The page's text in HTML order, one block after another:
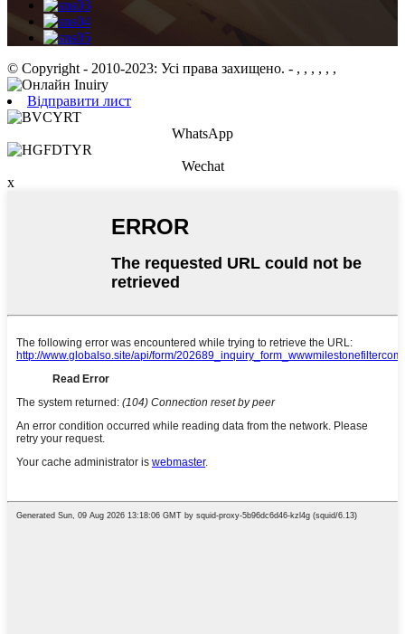
© Copyright - 2010-2023: Усі права захищено. - , , , , , ,
Відправити лист
WhatsApp
Wechat
x